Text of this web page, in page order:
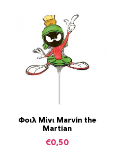
Φοιλ Μίνι Marvin the
Martian
€0,50